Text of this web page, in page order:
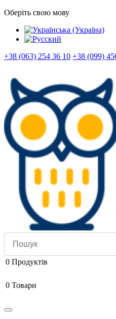
Оберіть свою мову
+38 (063) 254 36 10 +38 (099)
0 Продуктів
0 Товари